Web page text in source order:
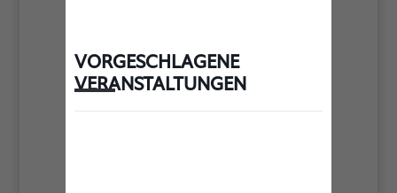
VORGESCHLAGENE
VERANSTALTUNGEN